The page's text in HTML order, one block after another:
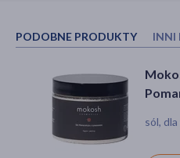
PODOBNE PRODUKTY INNI
sól,
soli
sól,